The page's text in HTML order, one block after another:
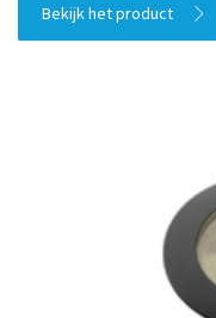
Bekijk het product